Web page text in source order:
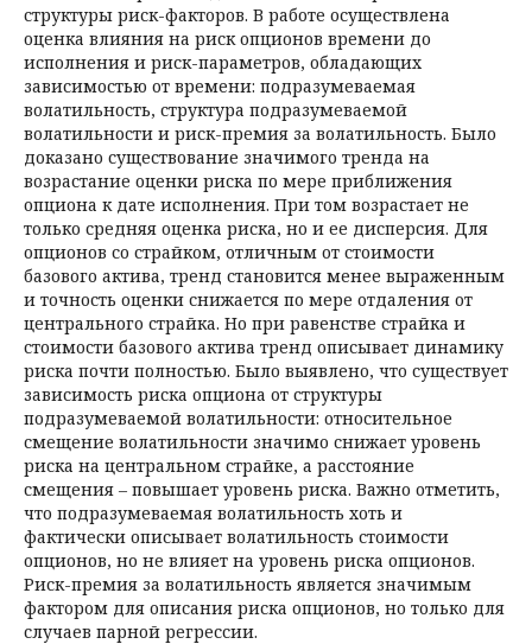
структуры риск-факторов. В работе осуществлена
оценка влияния на риск опционов времени до
исполнения и риск-параметров, обладающих
зависимостью от времени: подразумеваемая
волатильность, структура подразумеваемой
волатильности и риск-премия за волатильность. Было
доказано существование значимого тренда на
возрастание оценки риска по мере приближения
опциона к дате исполнения. При том возрастает не
только средняя оценка риска, но и ее дисперсия. Для
опционов со страйком, отличным от стоимости
базового актива, тренд становится менее выраженным
и точность оценки снижается по мере отдаления от
центрального страйка. Но при равенстве страйка и
стоимости базового ак­тива тренд описывает динамику
риска почти полностью. Было выявлено, что существует
зависимость риска опциона от структуры
подразумеваемой волатильности: относительное
смещение волатильности значимо снижает уровень
риска на центральном страйке, а расстояние
смещения – повышает уровень риска. Важно отметить,
что подразумеваемая волатильность хоть и
фактически описывает волатильность стоимости
опционов, но не влияет на уровень риска опционов.
Риск-премия за волатильность является значимым
фактором для описания риска опционов, но только для
случаев парной регрессии.